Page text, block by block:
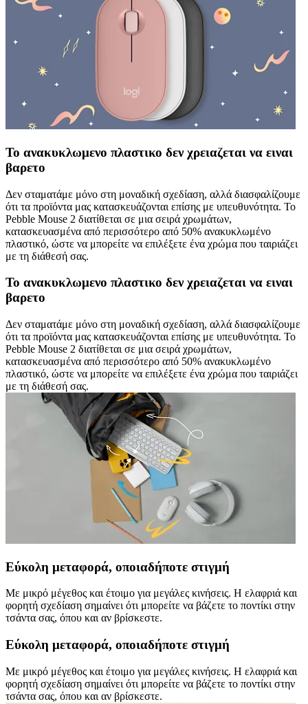
Το ανακυκλωμενο πλαστικο δεν χρειαζεται να ειναι
βαρετο
Δεν σταματάμε μόνο στη μοναδική σχεδίαση, αλλά διασφαλίζουμε
ότι τα προϊόντα μας κατασκευάζονται επίσης με υπευθυνότητα. Το
Pebble Mouse 2 διατίθεται σε μια σειρά χρωμάτων,
κατασκευασμένα από περισσότερο από 50% ανακυκλωμένο
πλαστικό, ώστε να μπορείτε να επιλέξετε ένα χρώμα που ταιριάζει
με τη διάθεσή σας.
Το ανακυκλωμενο πλαστικο δεν χρειαζεται να ειναι
βαρετο
Δεν σταματάμε μόνο στη μοναδική σχεδίαση, αλλά διασφαλίζουμε
ότι τα προϊόντα μας κατασκευάζονται επίσης με υπευθυνότητα. Το
Pebble Mouse 2 διατίθεται σε μια σειρά χρωμάτων,
κατασκευασμένα από περισσότερο από 50% ανακυκλωμένο
πλαστικό, ώστε να μπορείτε να επιλέξετε ένα χρώμα που ταιριάζει
με τη διάθεσή σας.
Εύκολη μεταφορά, οποιαδήποτε στιγμή
Με μικρό μέγεθος και έτοιμο για μεγάλες κινήσεις. Η ελαφριά και
φορητή σχεδίαση σημαίνει ότι μπορείτε να βάζετε το ποντίκι στην
τσάντα σας, όπου και αν βρίσκεστε.
Εύκολη μεταφορά, οποιαδήποτε στιγμή
Με μικρό μέγεθος και έτοιμο για μεγάλες κινήσεις. Η ελαφριά και
φορητή σχεδίαση σημαίνει ότι μπορείτε να βάζετε το ποντίκι στην
τσάντα σας, όπου και αν βρίσκεστε.